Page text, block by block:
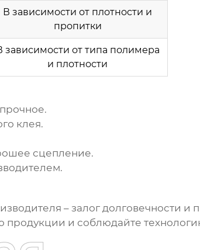
В зависимости от плотности и
пропитки
зависимости от типа полимера
и плотности
клея.
сцепление.
– залог долговечности и
продукции и соблюдайте